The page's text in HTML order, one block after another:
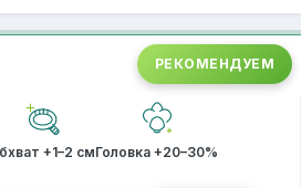
РЕКОМЕНДУЕМ
+1–2 смГоловка +20–30%